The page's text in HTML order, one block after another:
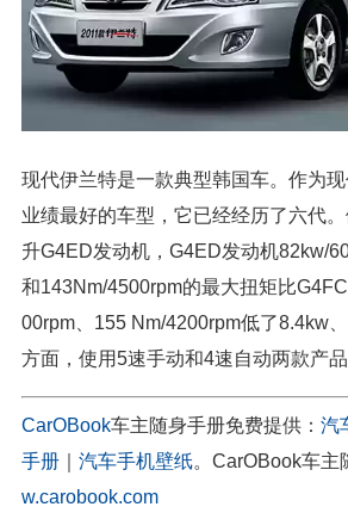
现代伊兰特是一款典型韩国车。作为
业绩最好的车型，它已经经历了六代
升G4ED发动机，G4ED发动机82kw/
和143Nm/4500rpm的最大扭矩比
00rpm、155 Nm/4200rpm低了8.4kw
方面，使用5速手动和4速自动两款产品
CarOBook车主随身手册免费提供： 汽
手册
汽车手机壁纸。CarOBook车主
w.carobook.com